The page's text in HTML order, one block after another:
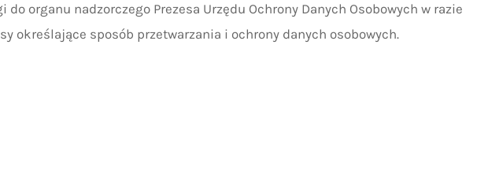
organu nadzorczego Prezesa Urzędu Ochrony Danych Osobowych w razie
określające sposób przetwarzania i ochrony danych osobowych.